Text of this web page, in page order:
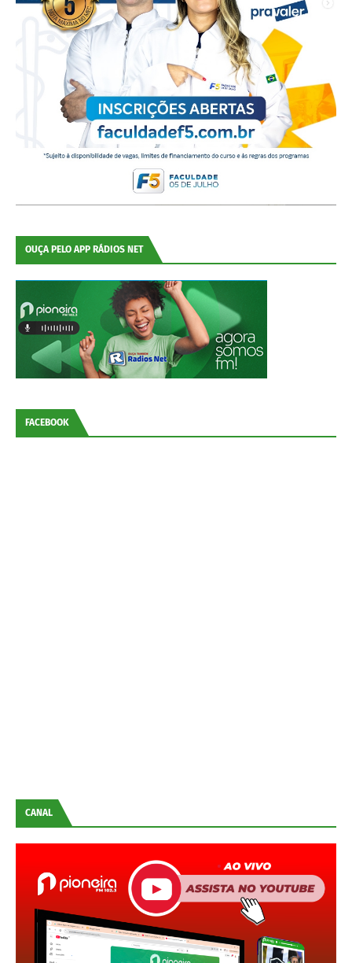
OUÇA PELO APP RÁDIOS NET
FACEBOOK
CANAL